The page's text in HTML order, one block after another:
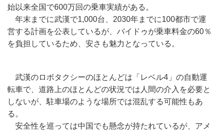
始以来全国で600万回の乗車実績がある。
年末までに武漢で1,000台、2030年までに100都市で運
営する計画を公表しているが、バイドゥが乗車料金の60％
を負担しているため、安さも魅力となっている。
武漢のロボタクシーのほとんどは「レベル4」の自動運
転車で、道路上のほとんどの状況では人間の介入を必要と
しないが、駐車場のような場所では混乱する可能性もあ
る。
安全性を巡っては中国でも懸念が持たれているが、アメ